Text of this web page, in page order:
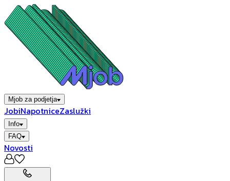
Mjob za podjetja
JobiNapotniceZaslužki
Info
FAQ
Novosti